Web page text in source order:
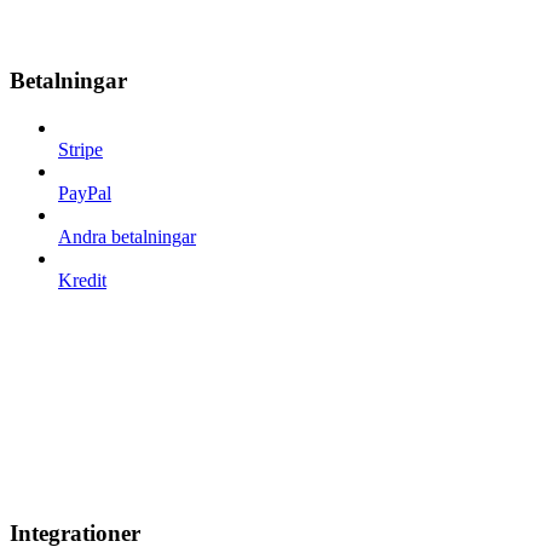
Betalningar
Stripe
PayPal
Andra betalningar
Kredit
Integrationer